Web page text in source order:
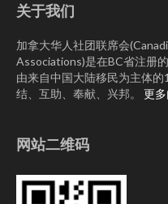
关于我们
加拿大华人社团联席会
Associations)是在BC省注册
由来自中国大陆移民为主体
结、互助、奉献、兴邦。 更
网站二维码